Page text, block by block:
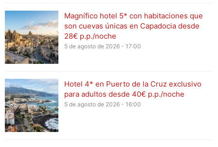
Magnífico hotel 5* con habitaciones que
son cuevas únicas en Capadocia desde
28€ p.p./noche
5 de agosto de 2026 - 17:00
Hotel 4* en Puerto de la Cruz exclusivo
para adultos desde 40€ p.p./noche
5 de agosto de 2026 - 16:00